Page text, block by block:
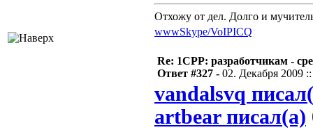
Отхожу от дел. Долго и
wwwSkype/VoIPICQ
Re: 1CPP: разработчикам -
Ответ #327 - 02. Декабря 2009
vandalsvq
artbear писал(а)